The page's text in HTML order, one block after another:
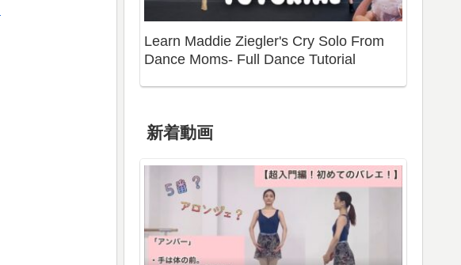
Learn Maddie Ziegler's Cry Solo From
Dance Moms- Full Dance Tutorial
新着動画